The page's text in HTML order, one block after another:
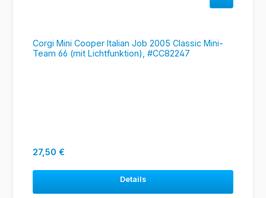
Corgi Mini Cooper Italian Job 2005 Classic Mini-
Team 66 (mit Lichtfunktion), #CC82247
Regulärer Preis:
27,50 €
Details